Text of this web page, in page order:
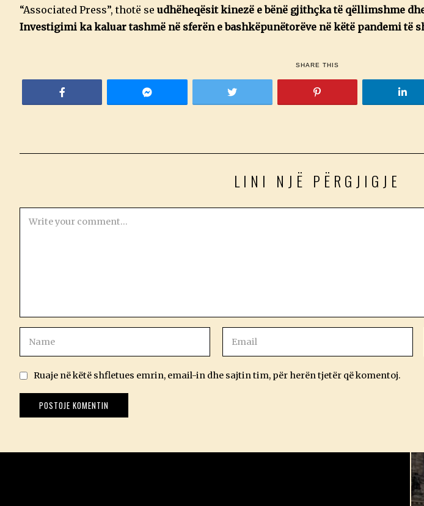
“Associated Press”, thotë se udhëheqësit kinezë e bënë gjithçka të qëllimshme
Investigimi ka kaluar tashmë në sferën e bashkëpunëtorëve në këtë pandemi të
SHARE THIS
LINI NJË PËRGJIGJE
Ruaje në këtë shfletues emrin, email-in dhe sajtin tim, për herën tjetër që komentoj.